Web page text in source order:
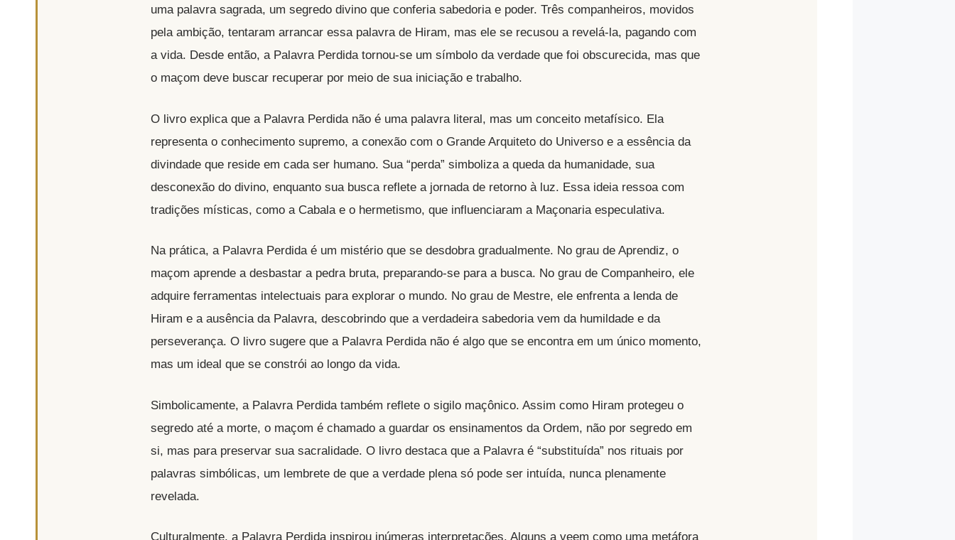
uma palavra sagrada, um segredo divino que conferia sabedoria e poder. Três companheiros, movidos
pela ambição, tentaram arrancar essa palavra de Hiram, mas ele se recusou a revelá-la, pagando com
a vida. Desde então, a Palavra Perdida tornou-se um símbolo da verdade que foi obscurecida, mas que
o maçom deve buscar recuperar por meio de sua iniciação e trabalho.
O livro explica que a Palavra Perdida não é uma palavra literal, mas um conceito metafísico. Ela
representa o conhecimento supremo, a conexão com o Grande Arquiteto do Universo e a essência da
divindade que reside em cada ser humano. Sua “perda” simboliza a queda da humanidade, sua
desconexão do divino, enquanto sua busca reflete a jornada de retorno à luz. Essa ideia ressoa com
tradições místicas, como a Cabala e o hermetismo, que influenciaram a Maçonaria especulativa.
Na prática, a Palavra Perdida é um mistério que se desdobra gradualmente. No grau de Aprendiz, o
maçom aprende a desbastar a pedra bruta, preparando-se para a busca. No grau de Companheiro, ele
adquire ferramentas intelectuais para explorar o mundo. No grau de Mestre, ele enfrenta a lenda de
Hiram e a ausência da Palavra, descobrindo que a verdadeira sabedoria vem da humildade e da
perseverança. O livro sugere que a Palavra Perdida não é algo que se encontra em um único momento,
mas um ideal que se constrói ao longo da vida.
Simbolicamente, a Palavra Perdida também reflete o sigilo maçônico. Assim como Hiram protegeu o
segredo até a morte, o maçom é chamado a guardar os ensinamentos da Ordem, não por segredo em
si, mas para preservar sua sacralidade. O livro destaca que a Palavra é “substituída” nos rituais por
palavras simbólicas, um lembrete de que a verdade plena só pode ser intuída, nunca plenamente
revelada.
Culturalmente, a Palavra Perdida inspirou inúmeras interpretações. Alguns a veem como uma metáfora